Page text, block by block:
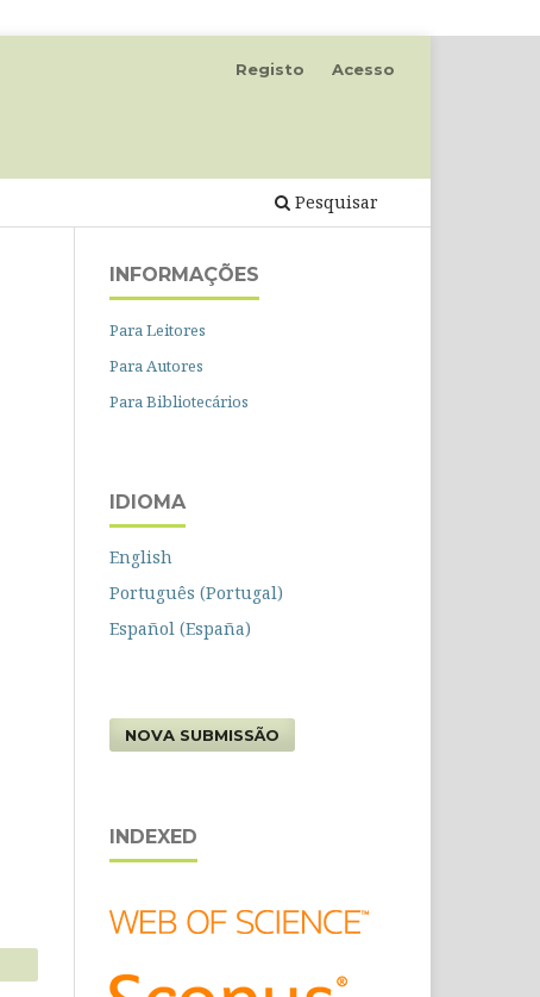
Pesquisar
Registo Acesso
INFORMAÇÕES
Para Leitores
Para Autores
Para Bibliotecários
IDIOMA
English
Português (Portugal)
Español (España)
NOVA SUBMISSÃO
INDEXED